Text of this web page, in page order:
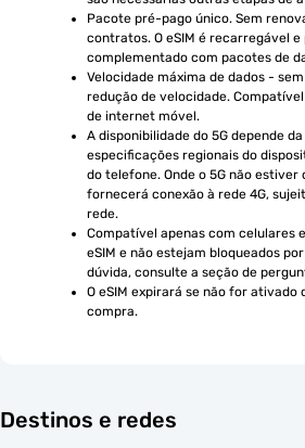
Pacote pré-pago único. Sem
contratos. O eSIM é recarregável e
complementado com pacotes de
Velocidade máxima de dados -
redução de velocidade.
de internet móvel.
A disponibilidade do 5G depende
especificações regionais do
do telefone. Onde o 5G não estiver
fornecerá conexão à rede 4G,
rede.
Compatível apenas com celulares
eSIM e não estejam bloqueados
dúvida, consulte a seção de
O eSIM expirará se não for ativado
compra.
Destinos e redes